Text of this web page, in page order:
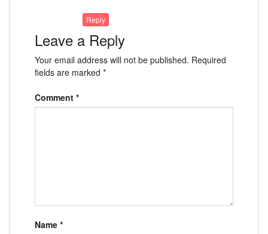
Reply
Leave a Reply
Your email address will not be published. Required
fields are marked *
Comment *
Name *